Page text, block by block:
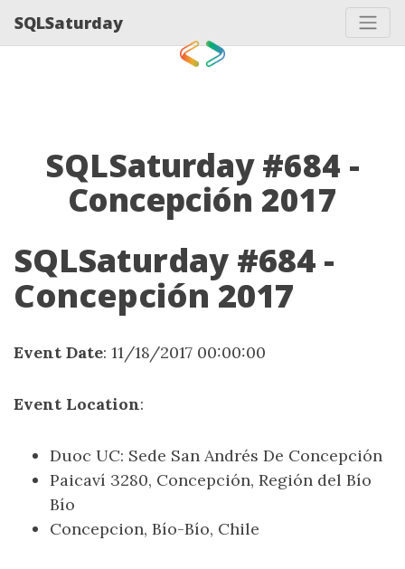
SQLSaturday
SQLSaturday #684 -
Concepción 2017
SQLSaturday #684 -
Concepción 2017
Event Date: 11/18/2017 00:00:00
Event Location:
Duoc UC: Sede San Andrés De Concepción
Paicaví 3280, Concepción, Región del Bío
Bío
Concepcion, Bío-Bío, Chile